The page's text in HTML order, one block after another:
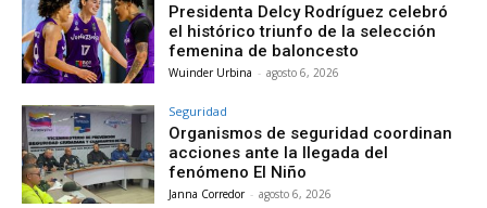
Presidenta Delcy Rodríguez celebró
el histórico triunfo de la selección
femenina de baloncesto
Wuinder Urbina - agosto 6, 2026
Seguridad
Organismos de seguridad coordinan
acciones ante la llegada del
fenómeno El Niño
Janna Corredor - agosto 6, 2026